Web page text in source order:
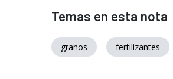
Temas en esta nota
granos fertilizantes